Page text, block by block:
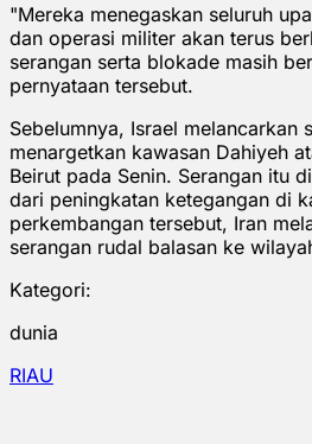
"Mereka menegaskan seluruh
dan operasi militer akan terus
serangan serta blokade masih
pernyataan tersebut.
Sebelumnya, Israel melancarkan
menargetkan kawasan Dahiyeh
Beirut pada Senin. Serangan itu
dari peningkatan ketegangan di
perkembangan tersebut, Iran
serangan rudal balasan ke
Kategori:
dunia
RIAU